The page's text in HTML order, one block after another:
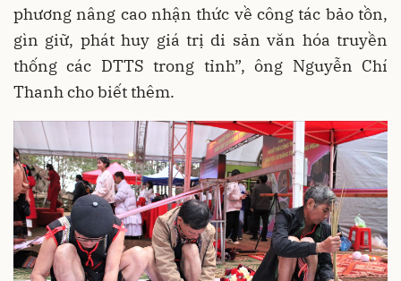
phương nâng cao nhận thức về công tác bảo tồn,
gìn giữ, phát huy giá trị di sản văn hóa truyền
thống các DTTS trong tỉnh”, ông Nguyễn Chí
Thanh cho biết thêm.